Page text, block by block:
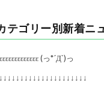
テゴリー別新着ニ
(っ*´Д`)っ